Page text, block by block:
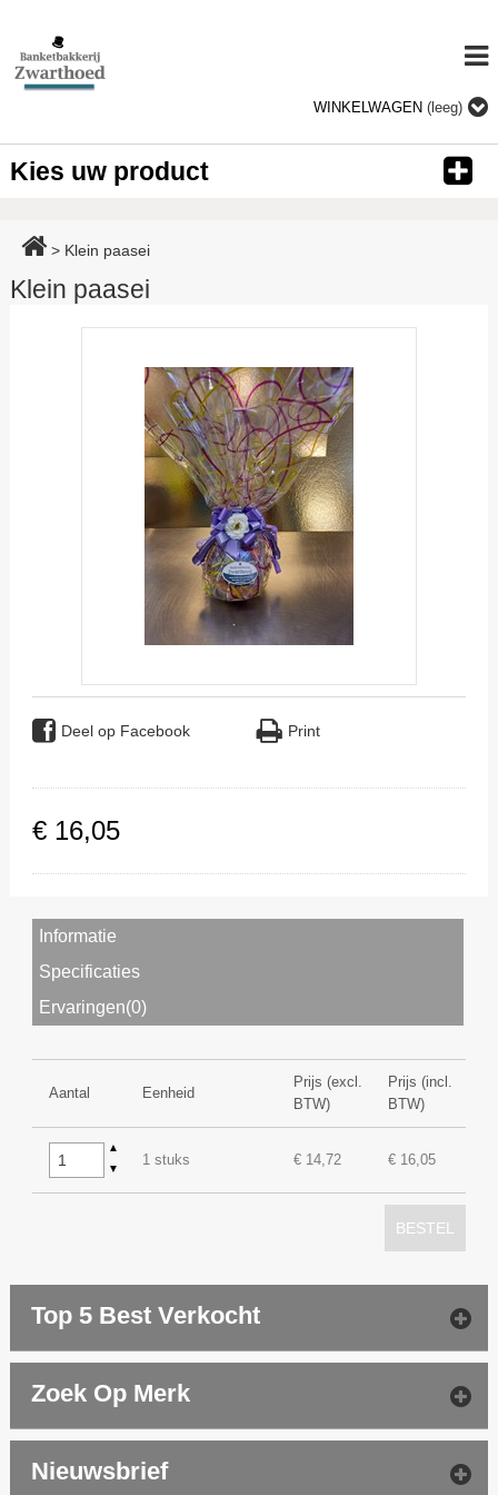
WINKELWAGEN (leeg)
Kies uw product
> Klein paasei
Klein paasei
Deel op Facebook Print
€ 16,05
Informatie
Specificaties
Ervaringen(0)
Aantal Eenheid
Prijs (excl.
BTW)
Prijs (incl.
BTW)
▲
▼
1 stuks € 14,72 € 16,05
BESTEL
Top 5 Best Verkocht
Zoek Op Merk
Nieuwsbrief